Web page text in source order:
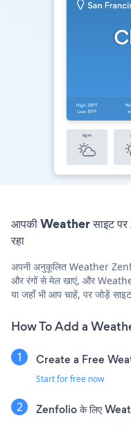
आपकी Weather साइट
रहा
अपनी अनुकूलित Weather
और रंगों से मेल खाएं, और
या जहाँ भी आप चाहें, पर जोड़ें
How To Add a
Create a Free
Start for free now
Zenfolio के लिए